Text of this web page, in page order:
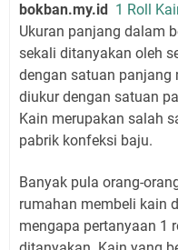
bokban.my.id 1 Roll
Ukuran panjang dalam
sekali ditanyakan oleh
dengan satuan panjang
diukur dengan satuan
Kain merupakan salah
pabrik konfeksi baju.
Banyak pula orang-
rumahan membeli kain
mengapa pertanyaan 1